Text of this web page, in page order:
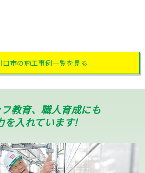
口市の施工事例一覧を見る
教育、職人育成にも
を入れています!